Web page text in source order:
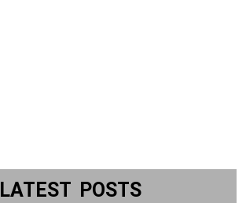
LATEST POSTS